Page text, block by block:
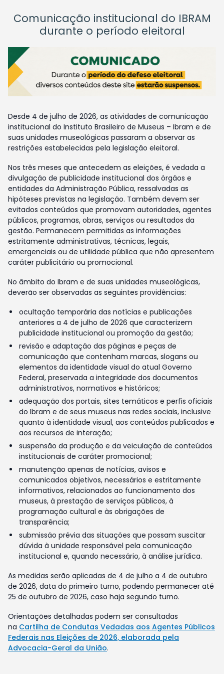
Comunicação institucional do IBRAM
durante o período eleitoral
Desde 4 de julho de 2026, as atividades de comunicação
institucional do Instituto Brasileiro de Museus – Ibram e de
suas unidades museológicas passaram a observar as
restrições estabelecidas pela legislação eleitoral.
Nos três meses que antecedem as eleições, é vedada a
divulgação de publicidade institucional dos órgãos e
entidades da Administração Pública, ressalvadas as
hipóteses previstas na legislação. Também devem ser
evitados conteúdos que promovam autoridades, agentes
públicos, programas, obras, serviços ou resultados da
gestão. Permanecem permitidas as informações
estritamente administrativas, técnicas, legais,
emergenciais ou de utilidade pública que não apresentem
caráter publicitário ou promocional.
No âmbito do Ibram e de suas unidades museológicas,
deverão ser observadas as seguintes providências:
ocultação temporária das notícias e publicações
anteriores a 4 de julho de 2026 que caracterizem
publicidade institucional ou promoção da gestão;
revisão e adaptação das páginas e peças de
comunicação que contenham marcas, slogans ou
elementos da identidade visual do atual Governo
Federal, preservada a integridade dos documentos
administrativos, normativos e históricos;
adequação dos portais, sites temáticos e perfis oficiais
do Ibram e de seus museus nas redes sociais, inclusive
quanto à identidade visual, aos conteúdos publicados e
aos recursos de interação;
suspensão da produção e da veiculação de conteúdos
institucionais de caráter promocional;
manutenção apenas de notícias, avisos e
comunicados objetivos, necessários e estritamente
informativos, relacionados ao funcionamento dos
museus, à prestação de serviços públicos, à
programação cultural e às obrigações de
transparência;
submissão prévia das situações que possam suscitar
dúvida à unidade responsável pela comunicação
institucional e, quando necessário, à análise jurídica.
As medidas serão aplicadas de 4 de julho a 4 de outubro
de 2026, data do primeiro turno, podendo permanecer até
25 de outubro de 2026, caso haja segundo turno.
Orientações detalhadas podem ser consultadas
na Cartilha de Condutas Vedadas aos Agentes Públicos
Federais nas Eleições de 2026, elaborada pela
Advocacia-Geral da União.